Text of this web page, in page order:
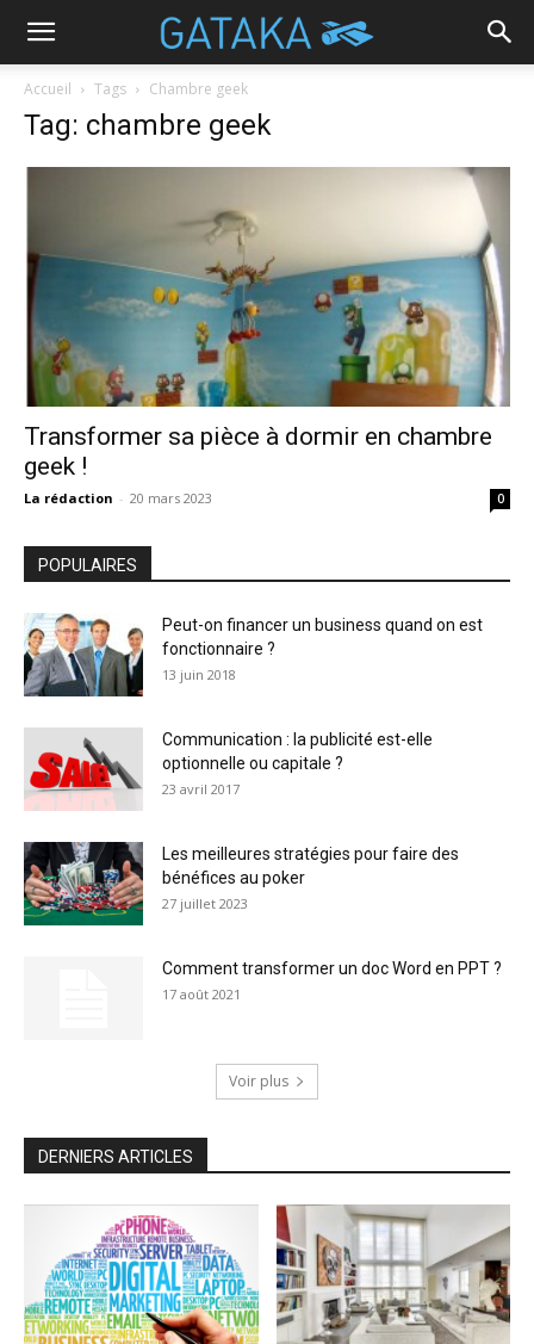
Accueil Tags Chambre geek
Tag: chambre geek
Transformer sa pièce à dormir en chambre
geek !
La rédaction - 20 mars 2023 0
POPULAIRES
Peut-on financer un business quand on est
fonctionnaire ?
13 juin 2018
Communication : la publicité est-elle
optionnelle ou capitale ?
23 avril 2017
Les meilleures stratégies pour faire des
bénéfices au poker
27 juillet 2023
Comment transformer un doc Word en PPT ?
17 août 2021
Voir plus
DERNIERS ARTICLES